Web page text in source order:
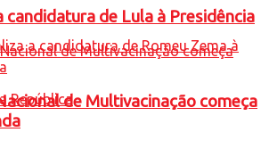
candidatura de Lula à Presidência
de Multivacinação começa